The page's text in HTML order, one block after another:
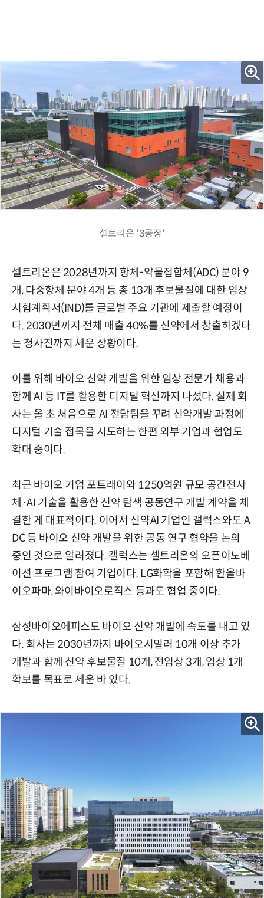
셀트리온 '3공장'
셀트리온은 2028년까지 항체-약물접합체(ADC) 분야 9
개, 다중항체 분야 4개 등 총 13개 후보물질에 대한 임상
시험계획서(IND)를 글로벌 주요 기관에 제출할 예정이
다. 2030년까지 전체 매출 40%를 신약에서 창출하겠다
는 청사진까지 세운 상황이다.
이를 위해 바이오 신약 개발을 위한 임상 전문가 채용과
함께 AI 등 IT를 활용한 디지털 혁신까지 나섰다. 실제 회
사는 올 초 처음으로 AI 전담팀을 꾸려 신약개발 과정에
디지털 기술 접목을 시도하는 한편 외부 기업과 협업도
확대 중이다.
최근 바이오 기업 포트래이와 1250억원 규모 공간전사
체·AI 기술을 활용한 신약 탐색 공동연구 개발 계약을 체
결한 게 대표적이다. 이어서 신약AI 기업인 갤럭스와도 A
DC 등 바이오 신약 개발을 위한 공동 연구 협약을 논의
중인 것으로 알려졌다. 갤럭스는 셀트리온의 오픈이노베
이션 프로그램 참여 기업이다. LG화학을 포함해 한올바
이오파마, 와이바이오로직스 등과도 협업 중이다.
삼성바이오에피스도 바이오 신약 개발에 속도를 내고 있
다. 회사는 2030년까지 바이오시밀러 10개 이상 추가
개발과 함께 신약 후보물질 10개, 전임상 3개, 임상 1개
확보를 목표로 세운 바 있다.